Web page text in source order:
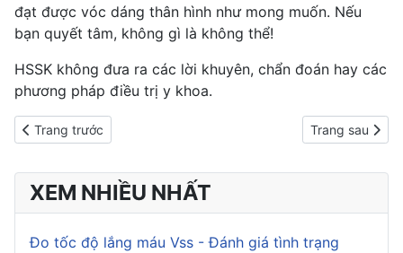
đạt được vóc dáng thân hình như mong muốn. Nếu
bạn quyết tâm, không gì là không thể!
HSSK không đưa ra các lời khuyên, chẩn đoán hay các
phương pháp điều trị y khoa.
Previous article: Giảm cân không nên ăn gì: 10 thực phẩm dù
Trang trước Next article: 5
Trang sau
XEM NHIỀU NHẤT
Đo tốc độ lắng máu Vss - Đánh giá tình trạng